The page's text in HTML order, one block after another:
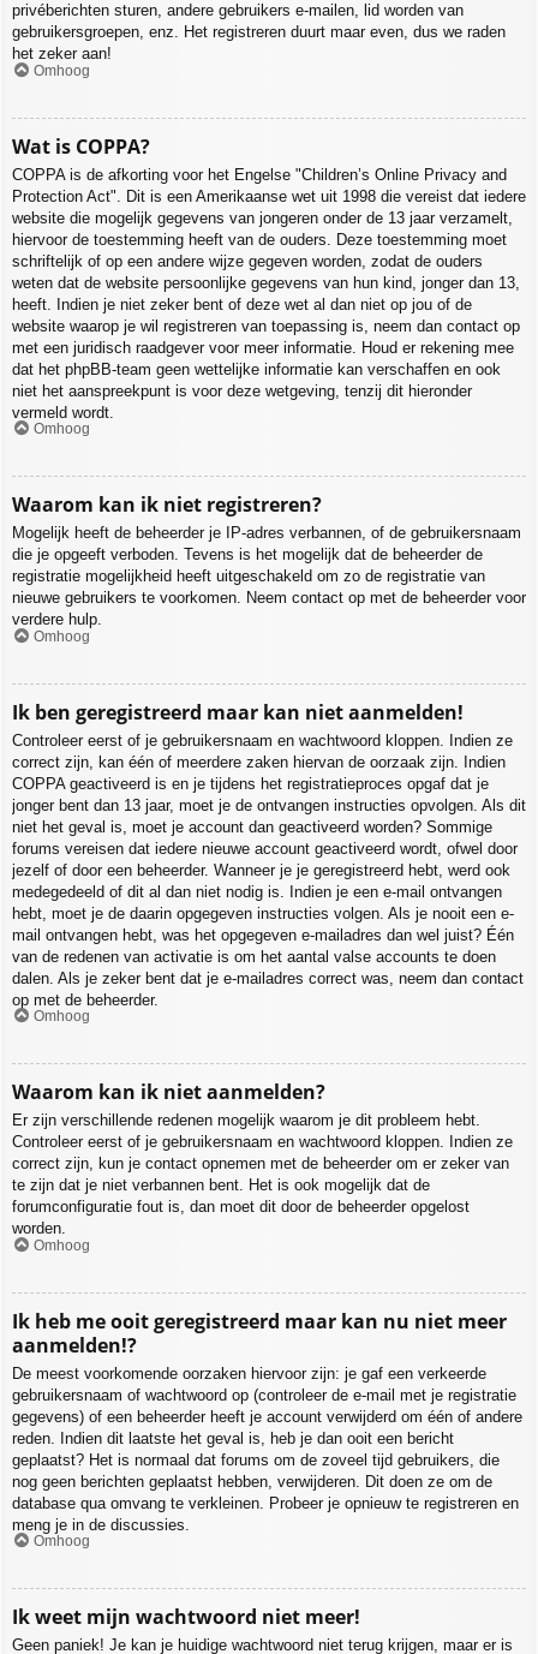
privéberichten sturen, andere gebruikers e-mailen, lid worden van
gebruikersgroepen, enz. Het registreren duurt maar even, dus we raden
het zeker aan!
Omhoog
Wat is COPPA?
COPPA is de afkorting voor het Engelse "Children’s Online Privacy and
Protection Act". Dit is een Amerikaanse wet uit 1998 die vereist dat iedere
website die mogelijk gegevens van jongeren onder de 13 jaar verzamelt,
hiervoor de toestemming heeft van de ouders. Deze toestemming moet
schriftelijk of op een andere wijze gegeven worden, zodat de ouders
weten dat de website persoonlijke gegevens van hun kind, jonger dan 13,
heeft. Indien je niet zeker bent of deze wet al dan niet op jou of de
website waarop je wil registreren van toepassing is, neem dan contact op
met een juridisch raadgever voor meer informatie. Houd er rekening mee
dat het phpBB-team geen wettelijke informatie kan verschaffen en ook
niet het aanspreekpunt is voor deze wetgeving, tenzij dit hieronder
vermeld wordt.
Omhoog
Waarom kan ik niet registreren?
Mogelijk heeft de beheerder je IP-adres verbannen, of de gebruikersnaam
die je opgeeft verboden. Tevens is het mogelijk dat de beheerder de
registratie mogelijkheid heeft uitgeschakeld om zo de registratie van
nieuwe gebruikers te voorkomen. Neem contact op met de beheerder voor
verdere hulp.
Omhoog
Ik ben geregistreerd maar kan niet aanmelden!
Controleer eerst of je gebruikersnaam en wachtwoord kloppen. Indien ze
correct zijn, kan één of meerdere zaken hiervan de oorzaak zijn. Indien
COPPA geactiveerd is en je tijdens het registratieproces opgaf dat je
jonger bent dan 13 jaar, moet je de ontvangen instructies opvolgen. Als dit
niet het geval is, moet je account dan geactiveerd worden? Sommige
forums vereisen dat iedere nieuwe account geactiveerd wordt, ofwel door
jezelf of door een beheerder. Wanneer je je geregistreerd hebt, werd ook
medegedeeld of dit al dan niet nodig is. Indien je een e-mail ontvangen
hebt, moet je de daarin opgegeven instructies volgen. Als je nooit een e-
mail ontvangen hebt, was het opgegeven e-mailadres dan wel juist? Één
van de redenen van activatie is om het aantal valse accounts te doen
dalen. Als je zeker bent dat je e-mailadres correct was, neem dan contact
op met de beheerder.
Omhoog
Waarom kan ik niet aanmelden?
Er zijn verschillende redenen mogelijk waarom je dit probleem hebt.
Controleer eerst of je gebruikersnaam en wachtwoord kloppen. Indien ze
correct zijn, kun je contact opnemen met de beheerder om er zeker van
te zijn dat je niet verbannen bent. Het is ook mogelijk dat de
forumconfiguratie fout is, dan moet dit door de beheerder opgelost
worden.
Omhoog
Ik heb me ooit geregistreerd maar kan nu niet meer
aanmelden!?
De meest voorkomende oorzaken hiervoor zijn: je gaf een verkeerde
gebruikersnaam of wachtwoord op (controleer de e-mail met je registratie
gegevens) of een beheerder heeft je account verwijderd om één of andere
reden. Indien dit laatste het geval is, heb je dan ooit een bericht
geplaatst? Het is normaal dat forums om de zoveel tijd gebruikers, die
nog geen berichten geplaatst hebben, verwijderen. Dit doen ze om de
database qua omvang te verkleinen. Probeer je opnieuw te registreren en
meng je in de discussies.
Omhoog
Ik weet mijn wachtwoord niet meer!
Geen paniek! Je kan je huidige wachtwoord niet terug krijgen, maar er is